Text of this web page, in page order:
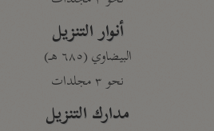
أنوار التنزيل
البيضاوي (٦٨٥ هـ)
نحو ٣ مجلدات
مدارك التنزيل